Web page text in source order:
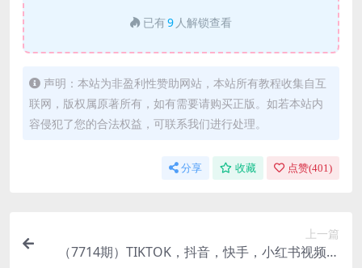
已有9 人解锁查看
声明：本站为非盈利性赞助网站，本站所有教程收集自互
联网，版权属原著所有，如有需要请购买正版。如若本站内
容侵犯了您的合法权益，可联系我们进行处理。
分享 收藏 点赞(401)
上一篇
（7714期）TIKTOK，抖音，快手，小红书视频批